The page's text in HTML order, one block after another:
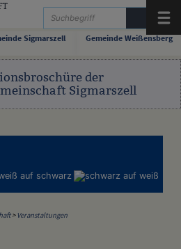
Startseite springen.
Sigmarszell Gemeinde Weißensberg
der
Sigmarszell
> Veranstaltungen